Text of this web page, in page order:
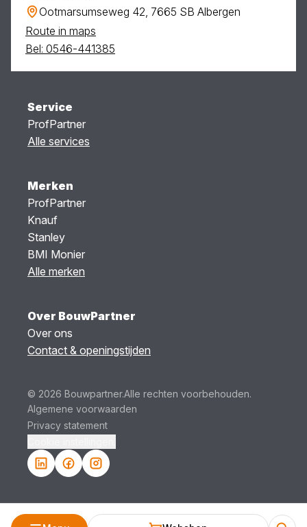
Ootmarsumseweg 42, 7665 SB Albergen
Route in maps
Bel: 0546-441385
Service
ProfPartner
Alle services
Merken
ProfPartner
Knauf
Stanley
BMI Monier
Alle merken
Over BouwPartner
Over ons
Contact & openingstijden
© 2026 Bouwpartner.Alle rechten voorbehouden.
Algemene voorwaarden
Privacy statement